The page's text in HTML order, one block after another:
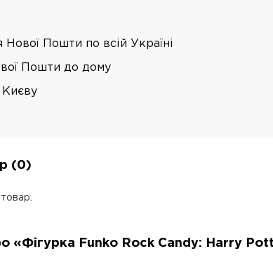
Нової Пошти по всій Україні
Пошти до дому
(0)
«Фігурка Funko Rock Candy: Harry